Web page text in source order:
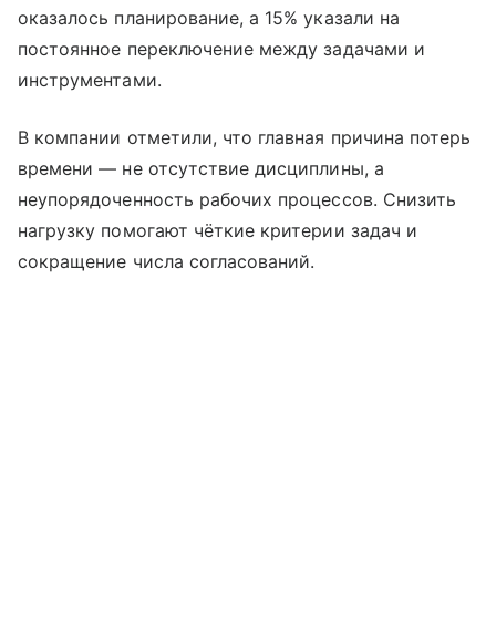
оказалось планирование, а 15% указали на
постоянное переключение между задачами и
инструментами.
В компании отметили, что главная причина потерь
времени — не отсутствие дисциплины, а
неупорядоченность рабочих процессов. Снизить
нагрузку помогают чёткие критерии задач и
сокращение числа согласований.